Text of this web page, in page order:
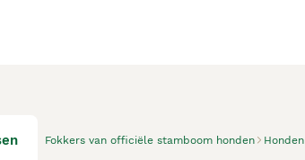
Fokkers van officiële stamboom honden Honden